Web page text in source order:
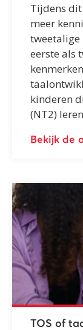
Tijdens
meer
tweetalige
eerste als
kinderen
(NT2)
Bekijk de
TOS of